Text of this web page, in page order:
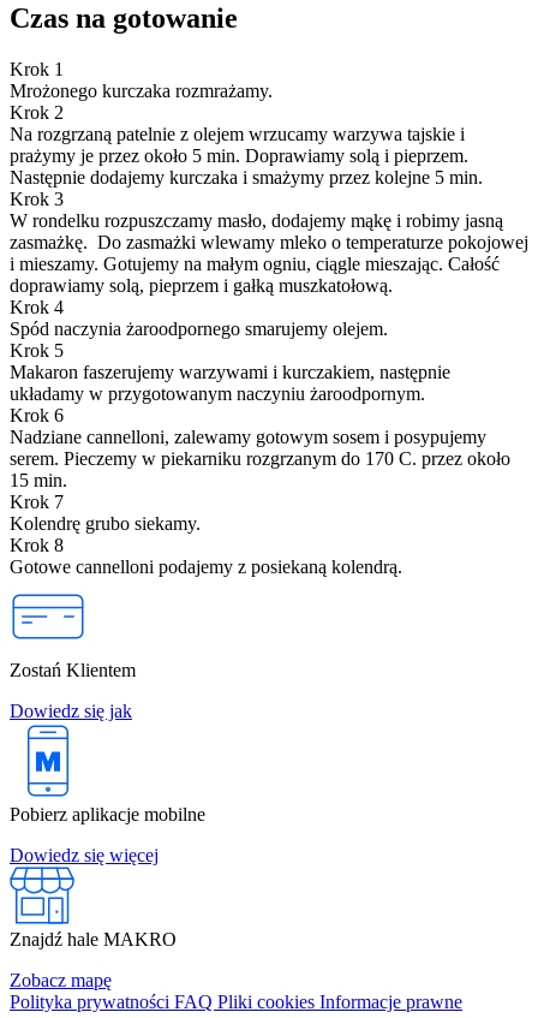
Czas na gotowanie
Krok 1
Mrożonego kurczaka rozmrażamy.
Krok 2
Na rozgrzaną patelnie z olejem wrzucamy warzywa tajskie i
prażymy je przez około 5 min. Doprawiamy solą i pieprzem.
Następnie dodajemy kurczaka i smażymy przez kolejne 5 min.
Krok 3
W rondelku rozpuszczamy masło, dodajemy mąkę i robimy jasną
zasmażkę. Do zasmażki wlewamy mleko o temperaturze pokojowej
i mieszamy. Gotujemy na małym ogniu, ciągle mieszając. Całość
doprawiamy solą, pieprzem i gałką muszkatołową.
Krok 4
Spód naczynia żaroodpornego smarujemy olejem.
Krok 5
Makaron faszerujemy warzywami i kurczakiem, następnie
układamy w przygotowanym naczyniu żaroodpornym.
Krok 6
Nadziane cannelloni, zalewamy gotowym sosem i posypujemy
serem. Pieczemy w piekarniku rozgrzanym do 170 C. przez około
15 min.
Krok 7
Kolendrę grubo siekamy.
Krok 8
Gotowe cannelloni podajemy z posiekaną kolendrą.
Zostań Klientem
Dowiedz się jak
Pobierz aplikacje mobilne
Dowiedz się więcej
Znajdź hale MAKRO
Zobacz mapę
Polityka prywatności FAQ Pliki cookies Informacje prawne